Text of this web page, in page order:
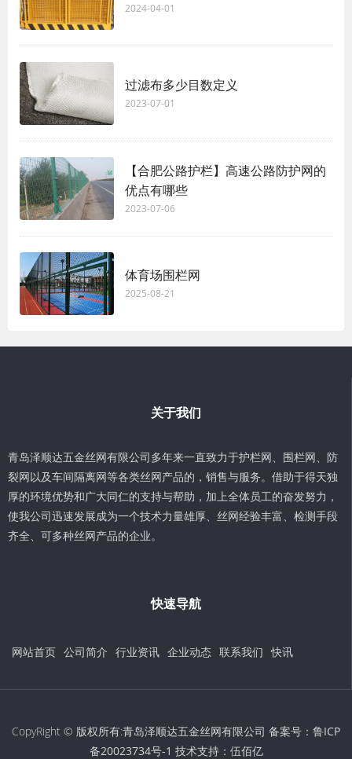
2024-04-01
过滤布多少目数定义
2023-07-01
【合肥公路护栏】高速公路防护网的
优点有哪些
2023-07-06
体育场围栏网
2025-08-21
关于我们
青岛泽顺达五金丝网有限公司多年来一直致力于护栏网、围栏网、防
裂网以及车间隔离网等各类丝网产品的，销售与服务。借助于得天独
厚的环境优势和广大同仁的支持与帮助，加上全体员工的奋发努力，
使我公司迅速发展成为一个技术力量雄厚、丝网经验丰富、检测手段
齐全、可多种丝网产品的企业。
快速导航
网站首页 公司简介 行业资讯 企业动态 联系我们 快讯
CopyRight © 版权所有:青岛泽顺达五金丝网有限公司 备案号： 鲁ICP
备20023734号-1 技术支持： 伍佰亿